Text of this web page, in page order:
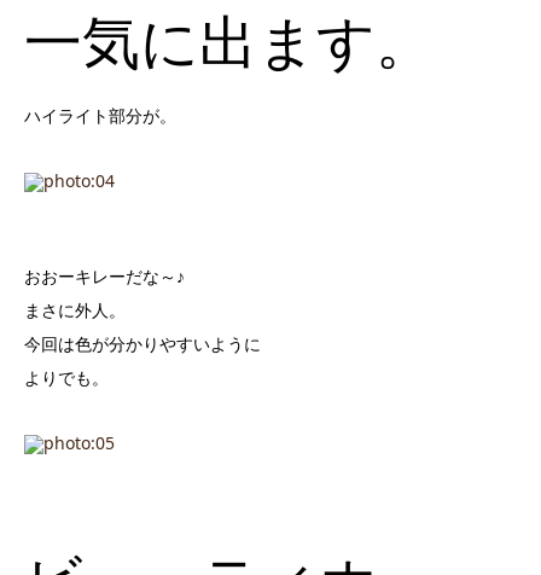
一気に出ます。
ハイライト部分が。
おおーキレーだな～♪
まさに外人。
今回は色が分かりやすいように
よりでも。